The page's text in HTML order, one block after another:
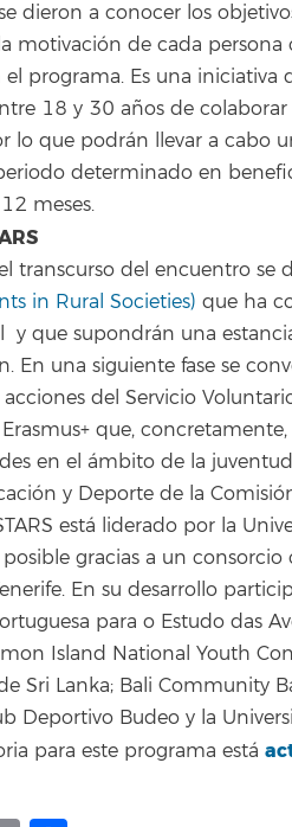
dieron a conocer los
motivación de cada
programa. Es una iniciativa
18 y 30 años de
lo que podrán llevar a
determinado en
meses.
transcurso del encuentro se
in Rural Societies) que ha
y que supondrán una
En una siguiente fase se
del Servicio
que,
en el ámbito de la
y Deporte de la
está liderado por la
posible gracias a un
En su desarrollo
para o Estudo das
Island National Youth
Sri Lanka; Bali Community
Deportivo Budeo y la
para este programa está